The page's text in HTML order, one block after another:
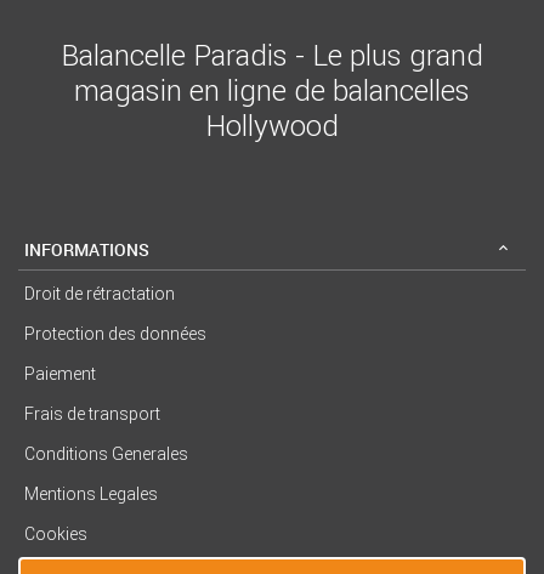
Balancelle Paradis - Le plus grand
magasin en ligne de balancelles
Hollywood
INFORMATIONS
Droit de rétractation
Protection des données
Paiement
Frais de transport
Conditions Generales
Mentions Legales
Cookies